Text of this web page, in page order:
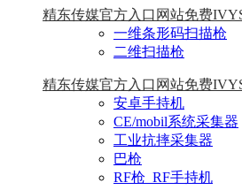
精东传媒官方入口网站免费
一维条形码扫描枪
二维扫描枪
精东传媒官方入口网站免费
安卓手持机
CE/mobil系统采集器
工业抗摔采集器
巴枪
RF枪_RF手持机